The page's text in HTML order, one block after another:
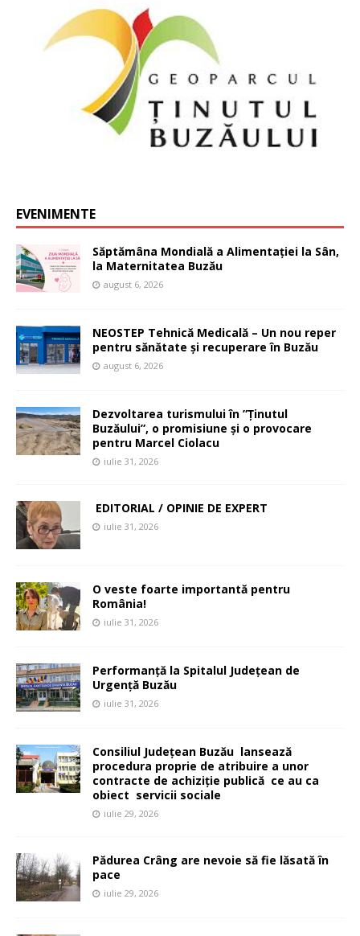
EVENIMENTE
Săptămâna Mondială a Alimentației la Sân,
la Maternitatea Buzău
august 6, 2026
NEOSTEP Tehnică Medicală – Un nou reper
pentru sănătate și recuperare în Buzău
august 6, 2026
Dezvoltarea turismului în ”Ținutul
Buzăului”, o promisiune și o provocare
pentru Marcel Ciolacu
iulie 31, 2026
EDITORIAL / OPINIE DE EXPERT
iulie 31, 2026
O veste foarte importantă pentru
România!
iulie 31, 2026
Performanță la Spitalul Județean de
Urgență Buzău
iulie 31, 2026
Consiliul Județean Buzău lansează
procedura proprie de atribuire a unor
contracte de achiziție publică ce au ca
obiect servicii sociale
iulie 29, 2026
Pădurea Crâng are nevoie să fie lăsată în
pace
iulie 29, 2026